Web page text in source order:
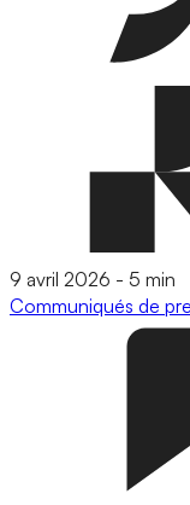
9 avril 2026 - 5 min
Communiqués de